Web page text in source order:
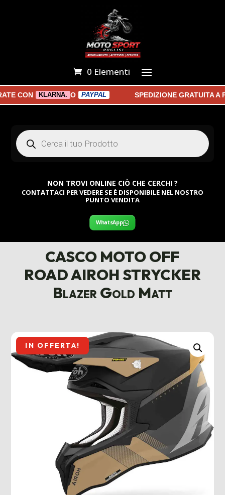
0 Elementi
CON KLARNA. O PAYPAL SPEDIZIONE GRATUITA A
Products
search
NON TROVI ONLINE CIÒ CHE CERCHI ?
CONTATTACI PER VEDERE SE È DISPONIBILE NEL NOSTRO
PUNTO VENDITA
WhatsApp
CASCO MOTO OFF
ROAD AIROH STRYCKER
Blazer Gold Matt
IN OFFERTA!